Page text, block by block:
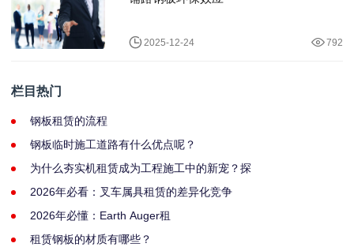
2025-12-24 792
栏目热门
钢板租赁的流程
钢板临时施工道路有什么优点呢？
为什么夯实机租赁成为工程施工中的新宠？探
2026年必看：叉车属具租赁的差异化竞争
2026年必懂：Earth Auger租
租赁钢板的材质有哪些？